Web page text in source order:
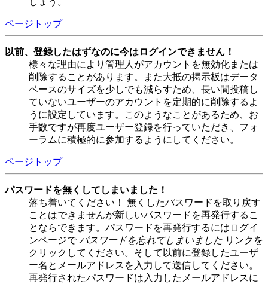
ページトップ
以前、登録したはずなのに今はログインできません！
様々な理由により管理人がアカウントを無効化または
削除することがあります。また大抵の掲示板はデータ
ベースのサイズを少しでも減らすため、長い間投稿し
ていないユーザーのアカウントを定期的に削除するよ
うに設定しています。このようなことがあるため、お
手数ですが再度ユーザー登録を行っていただき、フォ
ーラムに積極的に参加するようにしてください。
ページトップ
パスワードを無くしてしまいました！
落ち着いてください！ 無くしたパスワードを取り戻す
ことはできませんが新しいパスワードを再発行するこ
とならできます。パスワードを再発行するにはログイ
ンページで パスワードを忘れてしまいました リンクを
クリックしてください。そして以前に登録したユーザ
ー名とメールアドレスを入力して送信してください。
再発行されたパスワードは入力したメールアドレスに